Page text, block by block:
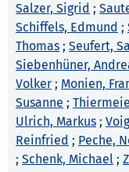
Salzer, Sigrid ;
Schiffels, Edmund ;
Thomas ; Seufert,
Siebenhüner,
Volker ; Monien,
Susanne ;
Ulrich, Markus ;
Reinfried ; Peche,
; Schenk, Michael ;